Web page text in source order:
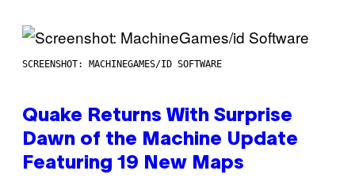
SCREENSHOT: MACHINEGAMES/ID SOFTWARE
Quake Returns With Surprise
Dawn of the Machine Update
Featuring 19 New Maps